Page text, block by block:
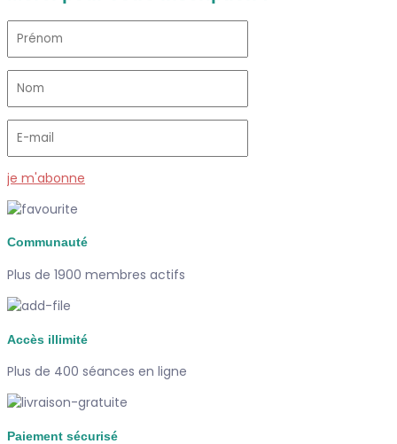
je m'abonne
Communauté
Plus de 1900 membres actifs
Accès illimité
Plus de 400 séances en ligne
Paiement sécurisé